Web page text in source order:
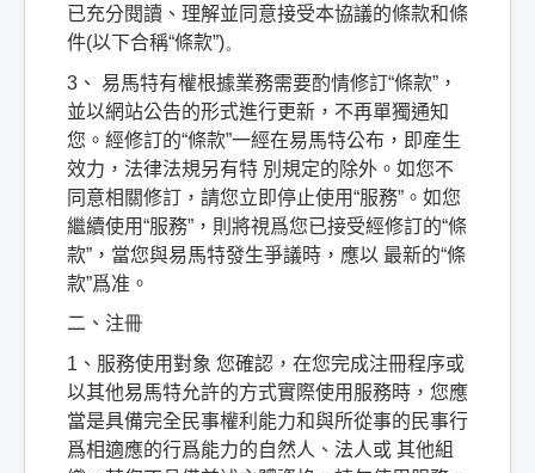
已充分閱讀、理解並同意接受本協議的條款和條
件(以下合稱“條款”)。
3 、 易馬特有權根據業務需要酌情修訂“條款” ，
並以網站公告的形式進行更新，不再單獨通知
您。經修訂的“條款”一經在易馬特公布，即産生
效力，法律法規另有特 別規定的除外。如您不
同意相關修訂，請您立即停止使用“服務” 。如您
繼續使用“服務” ，則將視爲您已接受經修訂的“條
款” ，當您與易馬特發生爭議時，應以 最新的“條
款”爲准。
二、注冊
1 、服務使用對象 您確認，在您完成注冊程序或
以其他易馬特允許的方式實際使用服務時，您應
當是具備完全民事權利能力和與所從事的民事行
爲相適應的行爲能力的自然人、法人或 其他組